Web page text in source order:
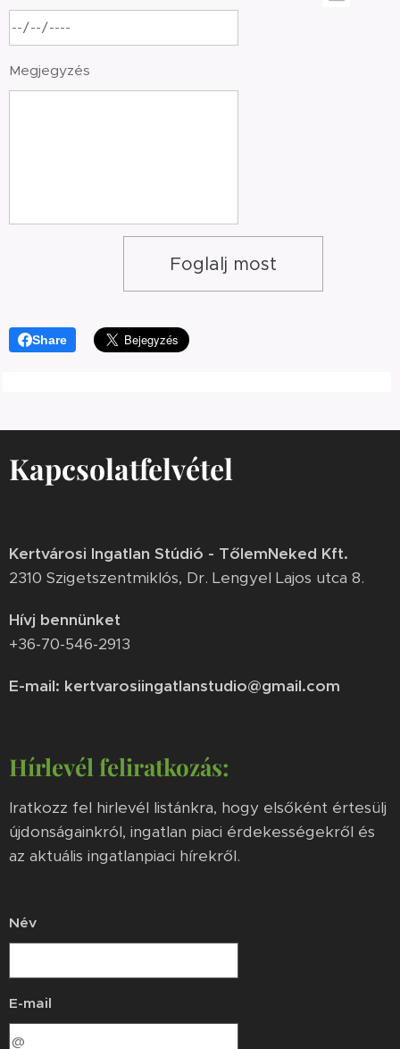
Megjegyzés
Foglalj most
Share
Kapcsolatfelvétel
Kertvárosi Ingatlan Stúdió - TőlemNeked Kft.
2310 Szigetszentmiklós, Dr. Lengyel Lajos utca 8.
Hívj bennünket
+36-70-546-2913
E-mail: kertvarosiingatlanstudio@gmail.com
Hírlevél feliratkozás:
Iratkozz fel hirlevél listánkra, hogy elsőként értesülj
újdonságainkról, ingatlan piaci érdekességekről és
az aktuális ingatlanpiaci hírekről.
Név
E-mail